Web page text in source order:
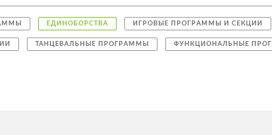
ЕДИНОБОРСТВА ИГРОВЫЕ ПРОГРАММЫ И СЕКЦИИ
ТАНЦЕВАЛЬНЫЕ ПРОГРАММЫ ФУНКЦИОНАЛЬНЫЕ